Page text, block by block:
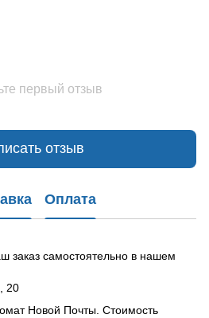
первый отзыв
отзыв
Оплата
заказ самостоятельно в нашем
20
Новой Почты. Стоимость